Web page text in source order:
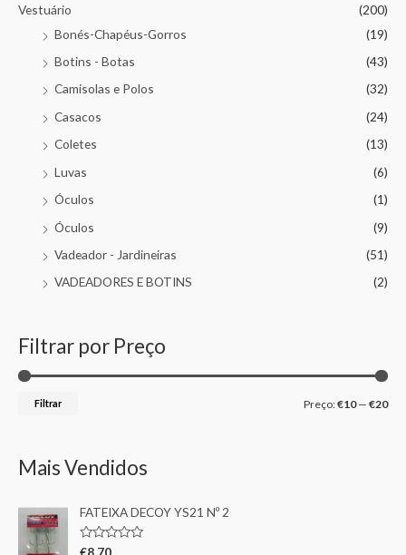
Vestuário
(200)
Bonés-Chapéus-Gorros
(19)
Botins - Botas
(43)
Camisolas e Polos
(32)
Casacos
(24)
Coletes
(13)
Luvas
(6)
Óculos
(1)
Óculos
(9)
Vadeador - Jardineiras
(51)
VADEADORES E BOTINS
(2)
Filtrar por Preço
Filtrar Preço:€10— €20
Mais Vendidos
FATEIXA DECOY YS21 Nº 2
A
€8,70